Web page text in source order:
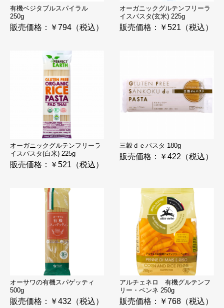
有機ベジタブルスパイラル
250g
販売価格：￥794（税込）
オーガニックグルテンフリーラ
イスパスタ(玄米) 225g
販売価格：￥521（税込）
オーガニックグルテンフリーラ
イスパスタ(白米) 225g
販売価格：￥521（税込）
三穀ｄｅパスタ 180g
販売価格：￥422（税込）
オーサワの有機スパゲッティ
500g
販売価格：￥432（税込）
アルチェネロ 有機グルテンフ
リー・ペンネ 250g
販売価格：￥768（税込）